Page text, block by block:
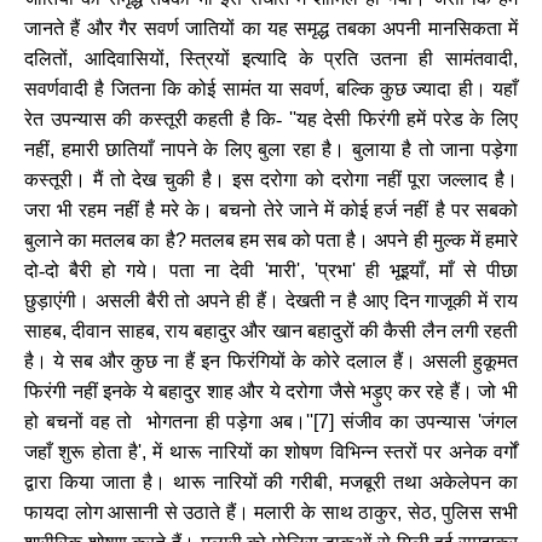
जानते हैं और गैर सवर्ण जातियों का यह समृद्ध तबका अपनी मानसिकता में
दलितों, आदिवासियों,स्त्रियों इत्‍यादि के प्रति उतना ही सामंतवादी,
सवर्णवादी है जितना कि कोई सामंत या सवर्ण,बल्कि कुछ ज्‍यादा ही। यहाँ
रेत उपन्‍यास की कस्‍तूरी कहती है कि- ''यह देसी फिरंगी हमें परेड के लिए
नहीं,हमारी छातियाँ नापने के लिए बुला रहा है। बुलाया है तो जाना पड़ेगा
कस्‍तूरी। मैं तो देख चुकी है। इस दरोगा को दरोगा नहीं पूरा जल्‍लाद है।
जरा भी रहम नहीं है मरे के। बचनो तेरे जाने में कोई हर्ज नहीं है पर सबको
बुलाने का मतलब का है?मतलब हम सब को पता है। अपने ही मुल्‍क में हमारे
दो-दो बैरी हो गये। पता ना देवी 'मारी', 'प्रभा'ही भूइयाँ,माँ से पीछा
छुड़ाएंगी। असली बैरी तो अपने ही हैं। देखती न है आए दिन गाजूकी में राय
साहब,दीवान साहब,राय बहादुर और खान बहादुरों की कैसी लैन लगी रहती
है। ये सब और कुछ ना हैं इन फिरंगियों के कोरे दलाल हैं। असली हुकूमत
फिरंगी नहीं इनके ये बहादुर शाह और ये दरोगा जैसे भड़ुए कर रहे हैं। जो भी
हो बचनों वह तो भोगतना ही पड़ेगा अब। ''[7]संजीव का उपन्‍यास 'जंगल
जहाँ शुरू होता है',में थारू नारियों का शोषण विभिन्‍न स्तरों पर अनेक वर्गों
द्वारा किया जाता है। थारू नारियों की गरीबी,मजबूरी तथा अकेलेपन का
फायदा लोग आसानी से उठाते हैं। मलारी के साथ ठाकुर,सेठ,पुलिस सभी